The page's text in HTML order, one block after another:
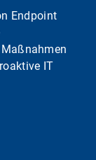
Endpoint
IT